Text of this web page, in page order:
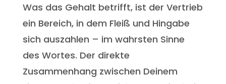
Was das Gehalt betrifft, ist der Vertrieb
ein Bereich, in dem Fleiß und Hingabe
sich auszahlen – im wahrsten Sinne
des Wortes. Der direkte
Zusammenhang zwischen Deinem